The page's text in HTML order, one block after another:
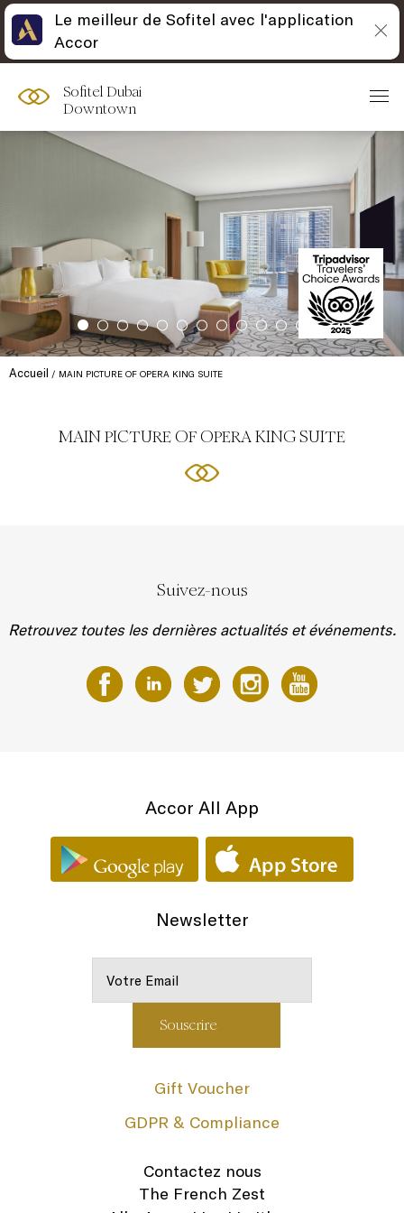
Sofitel Dubai
Downtown
Accueil MAIN PICTURE OF OPERA KING SUITE
MAIN PICTURE OF OPERA KING SUITE
Suivez-nous
Retrouvez toutes les dernières actualités et événements.
Accor All App
Newsletter
Gift Voucher
GDPR & Compliance
Contactez nous
The French Zest
Le meilleur de Sofitel avec l'application
Accor